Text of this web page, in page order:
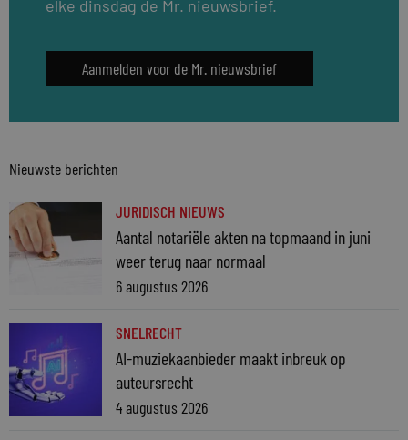
elke dinsdag de Mr. nieuwsbrief.
Aanmelden voor de Mr. nieuwsbrief
Nieuwste berichten
JURIDISCH NIEUWS
Aantal notariële akten na topmaand in juni
weer terug naar normaal
6 augustus 2026
SNELRECHT
AI-muziekaanbieder maakt inbreuk op
auteursrecht
4 augustus 2026